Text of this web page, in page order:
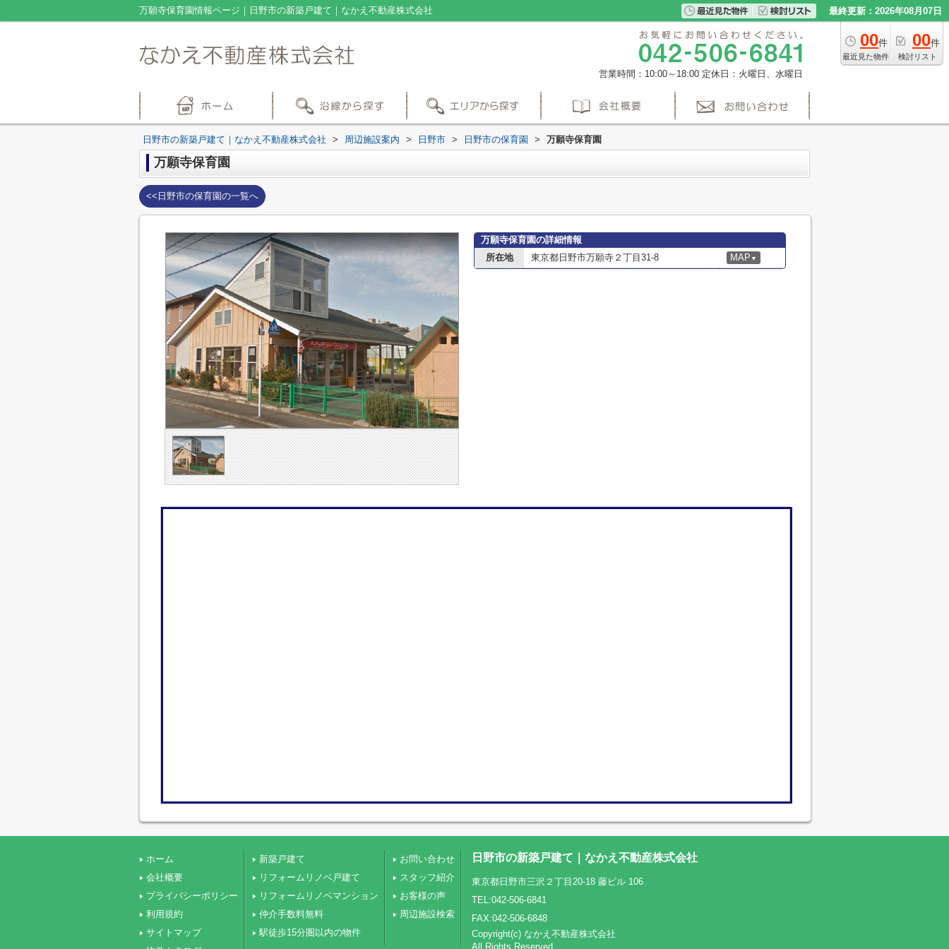
万願寺保育園情報ページ｜日野市の新築戸建て｜なかえ不動産株式会社 最終更新：2026年08月07日
00件
最近見た物件
00件
検討リスト
営業時間：10:00～18:00 定休日：火曜日、水曜日
日野市の新築戸建て｜なかえ不動産株式会社 > 周辺施設案内 > 日野市 > 日野市の保育園 > 万願寺保育園
万願寺保育園
<<日野市の保育園の一覧へ
万願寺保育園の詳細情報
所在地
東京都日野市万願寺２丁目31-8 MAP ▼
ホーム
会社概要
プライバシーポリシー
利用規約
サイトマップ
新築戸建て
リフォームリノベ戸建て
リフォームリノベマンション
仲介手数料無料
駅徒歩15分圏以内の物件
お問い合わせ
スタッフ紹介
お客様の声
周辺施設検索
日野市の新築戸建て｜なかえ不動産株式会社
東京都日野市三沢２丁目20-18 藤ビル 106
TEL:042-506-6841
FAX:042-506-6848
Copyright(c) なかえ不動産株式会社
All Rights Reserved.